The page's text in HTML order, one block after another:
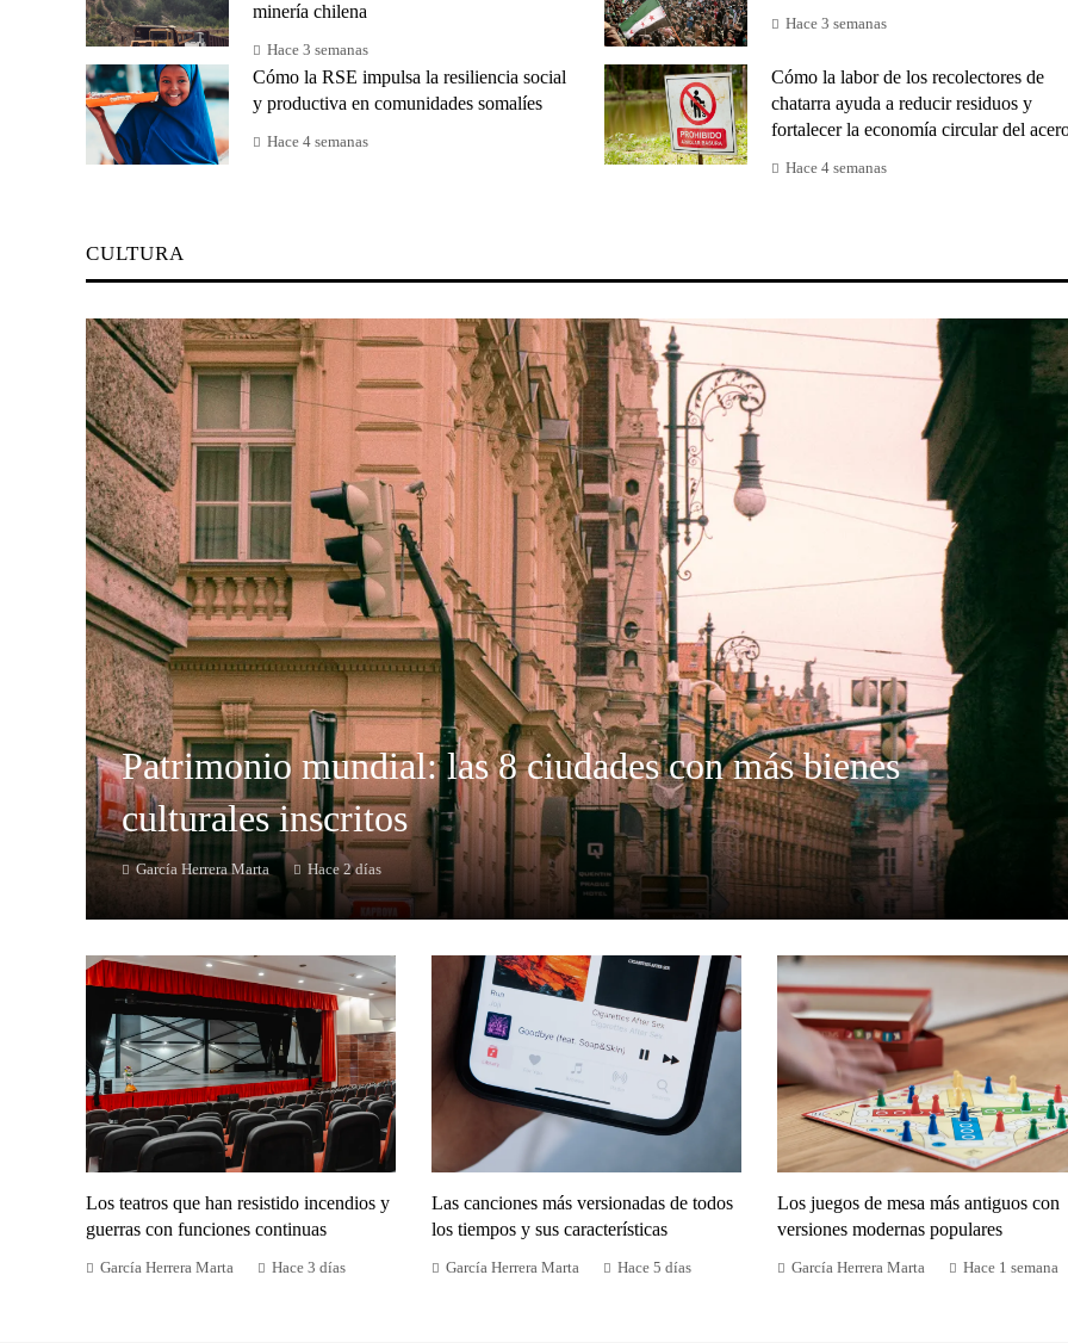
minería chilena
Hace 3 semanas
Hace 3 semanas
Cómo la RSE impulsa la resiliencia social
y productiva en comunidades somalíes
Hace 4 semanas
Cómo la labor de los recolectores de
chatarra ayuda a reducir residuos y
fortalecer la economía circular del
Hace 4 semanas
CULTURA
Patrimonio mundial: las 8 ciudades con más bienes
culturales inscritos
García Herrera Marta Hace 2 días
Los teatros que han resistido incendios y
guerras con funciones continuas
García Herrera Marta Hace 3 días
Las canciones más versionadas de todos
los tiempos y sus características
García Herrera Marta Hace 5 días
Los juegos de mesa más antiguos con
versiones modernas populares
García Herrera Marta Hace 1 semana